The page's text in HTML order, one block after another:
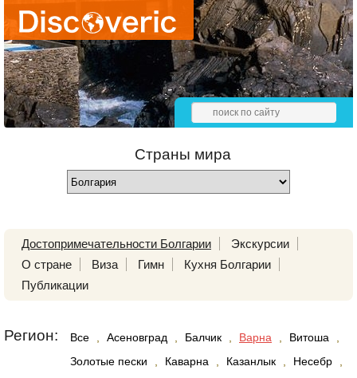
Страны мира
Достопримечательности Болгарии
Экскурсии
О стране
Виза Гимн
Кухня Болгарии
Публикации
Регион: Все Асеновград Балчик Варна Витоша
Золотые пески
Каварна Казанлык Несебр